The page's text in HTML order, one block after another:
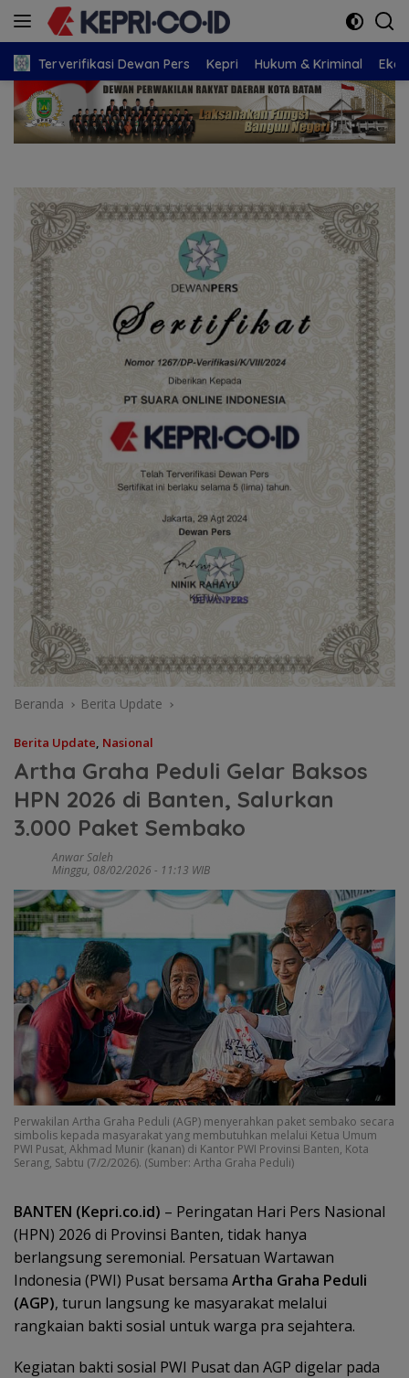
Langsung
Terverifikasi Dewan Pers Kepri Hukum & Kriminal
Beranda Berita Update
Berita Update, Nasional
Artha Graha Peduli Gelar Baksos
HPN 2026 di Banten, Salurkan
3.000 Paket Sembako
Anwar Saleh
Minggu, 08/02/2026 - 11:13 WIB
Perwakilan Artha Graha Peduli (AGP) menyerahkan paket sembako secara
simbolis kepada masyarakat yang membutuhkan melalui Ketua Umum
PWI Pusat, Akhmad Munir (kanan) di Kantor PWI Provinsi Banten, Kota
Serang, Sabtu (7/2/2026). (Sumber: Artha Graha Peduli)
BANTEN (Kepri.co.id) – Peringatan Hari Pers Nasional
(HPN) 2026 di Provinsi Banten, tidak hanya
berlangsung seremonial. Persatuan Wartawan
Indonesia (PWI) Pusat bersama Artha Graha Peduli
(AGP), turun langsung ke masyarakat melalui
rangkaian bakti sosial untuk warga pra sejahtera.
Kegiatan bakti sosial PWI Pusat dan AGP digelar pada